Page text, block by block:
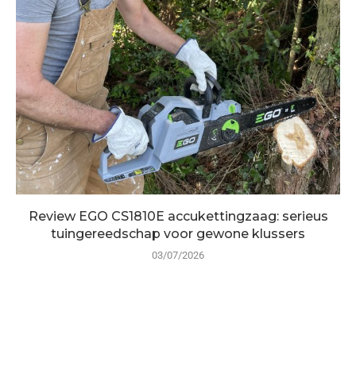
Review EGO CS1810E accukettingzaag: serieus
tuingereedschap voor gewone klussers
03/07/2026